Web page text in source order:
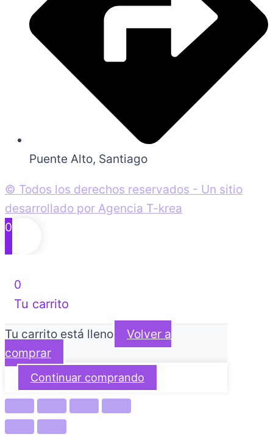
Puente Alto, Santiago
© Todos los derechos reservados - Un sitio
desarrollado por Agencia T-krea
0
0
Tu carrito
Tu carrito está lleno
Volver a
comprar
Continuar comprando